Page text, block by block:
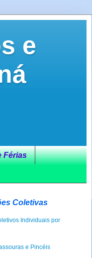
e
Férias
Coletivas
Individuais por
e Pincéis